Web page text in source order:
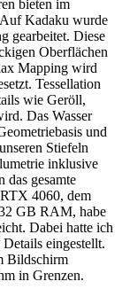
bieten im
Kadaku wurde
gearbeitet. Diese
Oberflächen
Mapping wird
Tessellation
wie Geröll,
Das Wasser
und
Stiefeln
inklusive
das gesamte
4060, dem
GB RAM, habe
Dabei hatte ich
eingestellt.
Bildschirm
in Grenzen.